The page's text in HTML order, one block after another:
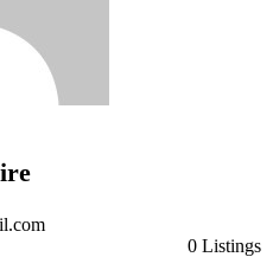
0 Listings